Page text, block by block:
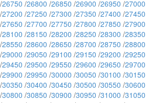
/26750 /26800 /26850 /26900 /26950 /27000
/27200 /27250 /27300 /27350 /27400 /27450
/27650 /27700 /27750 /27800 /27850 /27900
/28100 /28150 /28200 /28250 /28300 /28350
/28550 /28600 /28650 /28700 /28750 /28800
/29000 /29050 /29100 /29150 /29200 /29250
/29450 /29500 /29550 /29600 /29650 /29700
/29900 /29950 /30000 /30050 /30100 /30150
/30350 /30400 /30450 /30500 /30550 /30600
/30800 /30850 /30900 /30950 /31000 /31050